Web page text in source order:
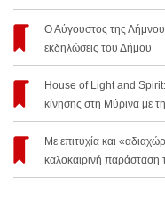
Ο Αύγουστος της Λήμνου
εκδηλώσεις του Δήμου
House of Light and Spirit:
κίνησης στη Μύρινα με
Με επιτυχία και
καλοκαιρινή